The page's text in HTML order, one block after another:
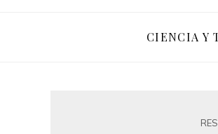
CIENCIA Y